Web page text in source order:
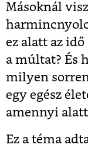
Másoknál
ez alatt az
a múltat? És
milyen
egy egész
amennyi
Ez a téma